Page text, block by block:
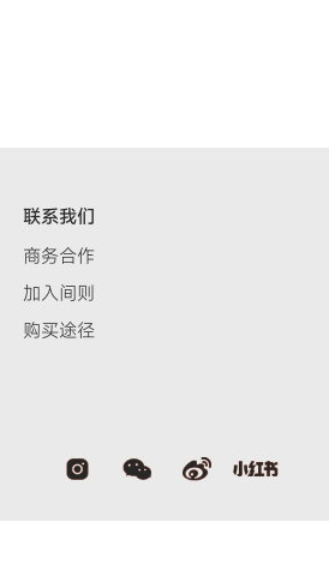
联系我们
商务合作
加入间则
购买途径